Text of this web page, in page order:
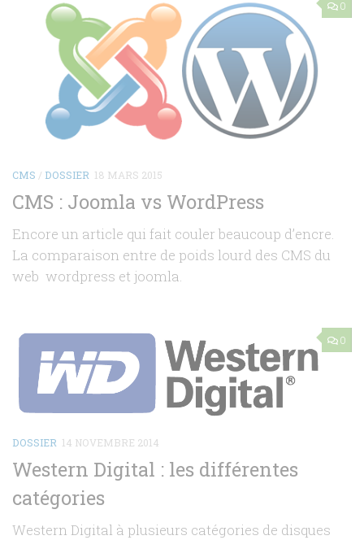
0
CMS / DOSSIER 18 MARS 2015
CMS : Joomla vs WordPress
Encore un article qui fait couler beaucoup d’encre.
La comparaison entre de poids lourd des CMS du
web wordpress et joomla.
0
DOSSIER 14 NOVEMBRE 2014
Western Digital : les différentes
catégories
Western Digital à plusieurs catégories de disques